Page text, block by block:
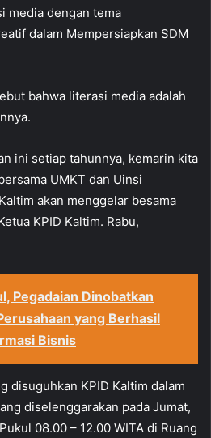
media dengan tema
dalam Mempersiapkan SDM
bahwa literasi media adalah
ini setiap tahunnya, kemarin kita
UMKT dan Uinsi
akan menggelar besama
KPID Kaltim. Rabu,
Pegadaian Dinobatkan
yang Berhasil
Bisnis
disuguhkan KPID Kaltim dalam
diselenggarakan pada Jumat,
08.00 – 12.00 WITA di Ruang